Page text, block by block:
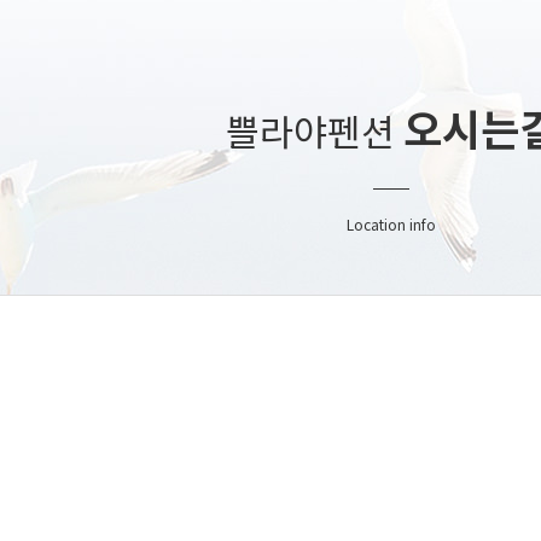
쁠라야펜션 오시는
Location info